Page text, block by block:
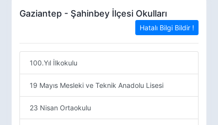
Gaziantep - Şahinbey İlçesi Okulları
Hatalı Bilgi Bildir !
100.Yıl İlkokulu
19 Mayıs Mesleki ve Teknik Anadolu Lisesi
23 Nisan Ortaokulu